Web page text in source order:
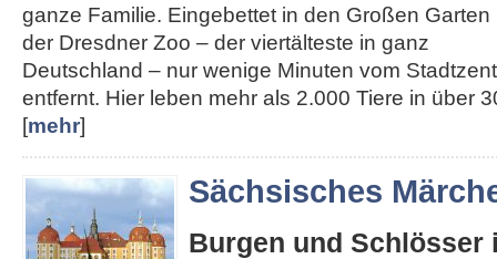
ganze Familie. Eingebettet in den Großen Garten
der Dresdner Zoo – der viertälteste in ganz
Deutschland – nur wenige Minuten vom
entfernt. Hier leben mehr als 2.000 Tiere in über
[mehr]
Sächsisches
Burgen und Schlösser